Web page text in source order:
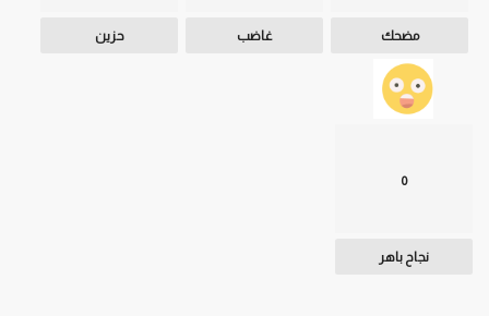
مضحك غاضب حزين
0
نجاح باهر